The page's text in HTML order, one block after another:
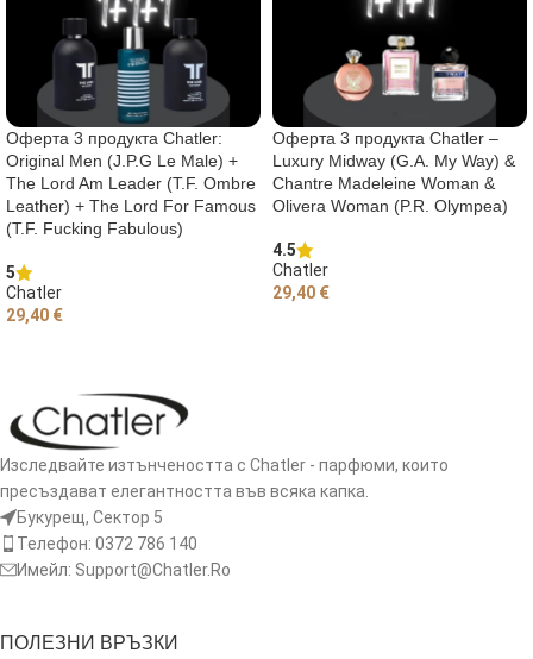
Оферта 3 продукта Chatler:
Original Men (J.P.G Le Male) +
The Lord Am Leader (T.F. Ombre
Leather) + The Lord For Famous
(T.F. Fucking Fabulous)
5
Chatler
29,40 €
Оферта 3 продукта Chatler –
Luxury Midway (G.A. My Way) &
Chantre Madeleine Woman &
Olivera Woman (P.R. Olympea)
4.5
Chatler
29,40 €
Изследвайте изтънчеността с Chatler - парфюми, които
пресъздават елегантността във всяка капка.
Букурещ, Сектор 5
Телефон: 0372 786 140
Имейл: Support@Chatler.Ro
ПОЛЕЗНИ ВРЪЗКИ